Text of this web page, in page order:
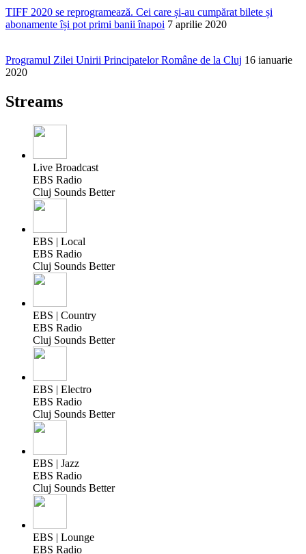
TIFF 2020 se reprogramează. Cei care și-au cumpărat bilete și
abonamente își pot primi banii înapoi 7 aprilie 2020
Programul Zilei Unirii Principatelor Române de la Cluj 16 ianuarie
2020
Streams
Live Broadcast
EBS Radio
Cluj Sounds Better
EBS | Local
EBS Radio
Cluj Sounds Better
EBS | Country
EBS Radio
Cluj Sounds Better
EBS | Electro
EBS Radio
Cluj Sounds Better
EBS | Jazz
EBS Radio
Cluj Sounds Better
EBS | Lounge
EBS Radio